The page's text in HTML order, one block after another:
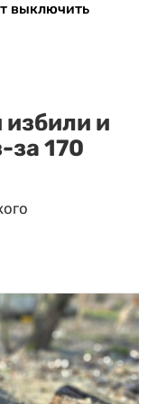
выключить
и
за 170